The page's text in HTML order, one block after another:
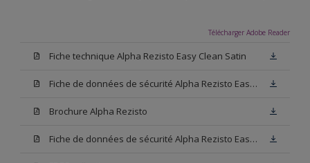
Télécharger Adobe Reader
Fiche technique Alpha Rezisto Easy Clean Satin
Fiche de données de sécurité Alpha Rezisto Easy Clean Satin Base N00
Brochure Alpha Rezisto
Fiche de données de sécurité Alpha Rezisto Easy Clean Satin Blanc